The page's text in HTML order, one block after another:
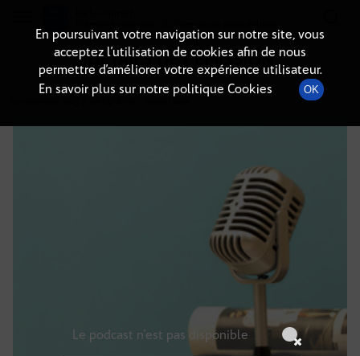
DÉTAILS DE L'ÉMISSION
En poursuivant votre navigation sur notre site, vous
acceptez l’utilisation de cookies afin de nous
permettre d’améliorer votre expérience utilisateur.
En savoir plus sur notre politique Cookies
OK
Le podcast n'est pas disponible